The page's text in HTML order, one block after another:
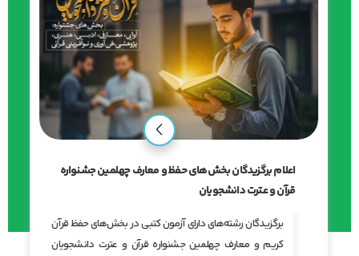
اعلام برگزیدگان بخش‌های حفظ و معارف چهلمین جشنواره
قرآن و عترت دانشجویان
برگزیدگان رشته‌های دارای آزمون کتبی در بخش‌های حفظ قرآن
کریم و معارف چهلمین جشنواره قرآن و عترت دانشجویان